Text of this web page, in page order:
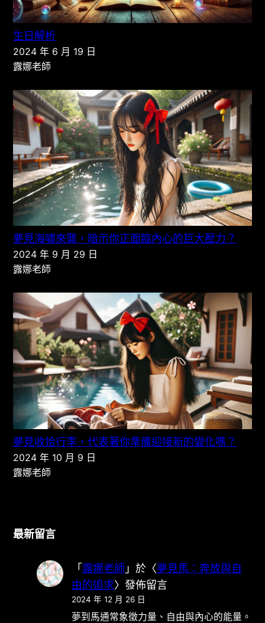
生日解析
2024 年 6 月 19 日
露娜老師
夢見海嘯來襲，暗示你正面臨內心的巨大壓力？
2024 年 9 月 29 日
露娜老師
夢見收拾行李，代表著你準備迎接新的變化嗎？
2024 年 10 月 9 日
露娜老師
最新留言
「 露娜老師 」於〈夢見馬：奔放與自
由的追求〉發佈留言
2024 年 12 月 26 日
夢到馬通常象徵力量、自由與內心的能量。